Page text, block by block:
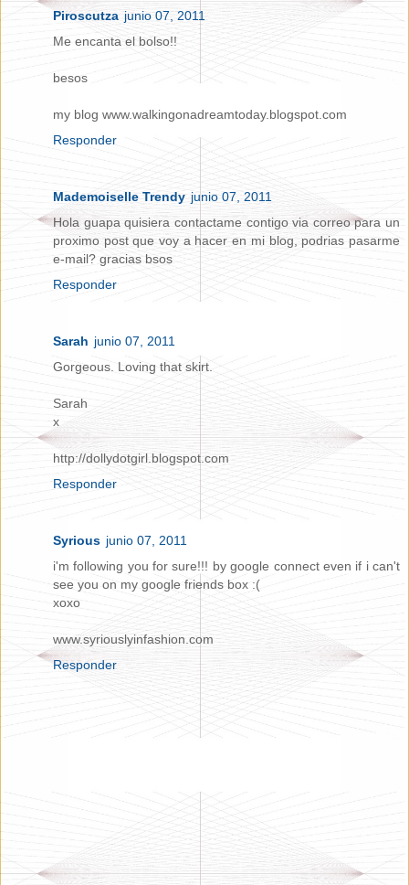
Piroscutza junio 07, 2011
Me encanta el bolso!!
besos
my blog www.walkingonadreamtoday.blogspot.com
Responder
Mademoiselle Trendy junio 07, 2011
Hola guapa quisiera contactame contigo via correo para un
proximo post que voy a hacer en mi blog, podrias pasarme
e-mail? gracias bsos
Responder
Sarah junio 07, 2011
Gorgeous. Loving that skirt.
Sarah
x
http://dollydotgirl.blogspot.com
Responder
Syrious junio 07, 2011
i'm following you for sure!!! by google connect even if i can't
see you on my google friends box :(
xoxo
www.syriouslyinfashion.com
Responder